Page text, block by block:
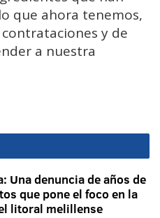
que ahora tenemos,
y de
a nuestra
Una denuncia de años de
que pone el foco en la
litoral melillense